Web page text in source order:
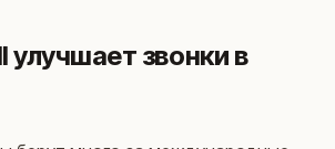
улучшает звонки в